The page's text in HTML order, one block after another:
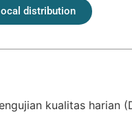
distribution
kualitas harian